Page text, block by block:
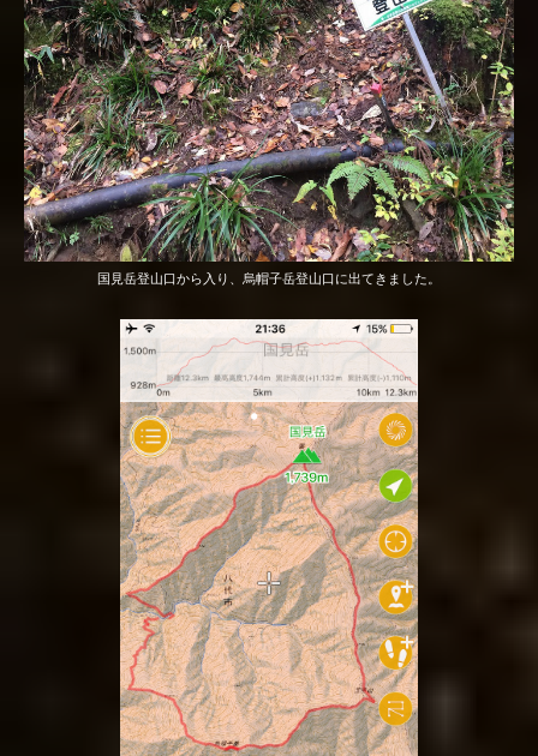
国見岳登山口から入り、烏帽子岳登山口に出てきました。